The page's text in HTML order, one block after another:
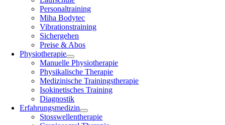
Personaltraining
Miha Bodytec
Vibrationstraining
Sichergehen
Preise & Abos
Physiotherapie
Manuelle Physiotherapie
Physikalische Therapie
Medizinische Trainingstherapie
Isokinetisches Training
Diagnostik
Erfahrungsmedizin
Stosswellentherapie